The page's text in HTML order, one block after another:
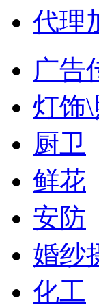
代理
广告
灯饰\
厨卫
鲜花
安防
婚纱
化工